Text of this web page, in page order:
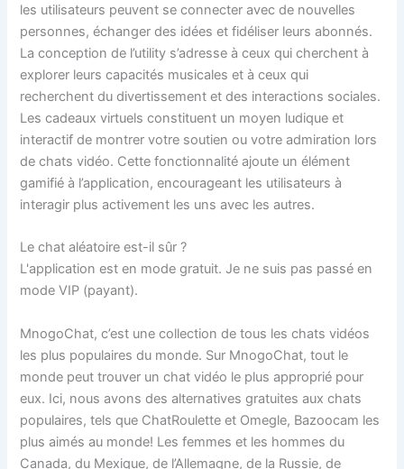
les utilisateurs peuvent se connecter avec de nouvelles
personnes, échanger des idées et fidéliser leurs abonnés.
La conception de l’utility s’adresse à ceux qui cherchent à
explorer leurs capacités musicales et à ceux qui
recherchent du divertissement et des interactions sociales.
Les cadeaux virtuels constituent un moyen ludique et
interactif de montrer votre soutien ou votre admiration lors
de chats vidéo. Cette fonctionnalité ajoute un élément
gamifié à l’application, encourageant les utilisateurs à
interagir plus activement les uns avec les autres.
Le chat aléatoire est-il sûr ?
L'application est en mode gratuit. Je ne suis pas passé en
mode VIP (payant).
MnogoChat, c’est une collection de tous les chats vidéos
les plus populaires du monde. Sur MnogoChat, tout le
monde peut trouver un chat vidéo le plus approprié pour
eux. Ici, nous avons des alternatives gratuites aux chats
populaires, tels que ChatRoulette et Omegle, Bazoocam les
plus aimés au monde! Les femmes et les hommes du
Canada, du Mexique, de l’Allemagne, de la Russie, de